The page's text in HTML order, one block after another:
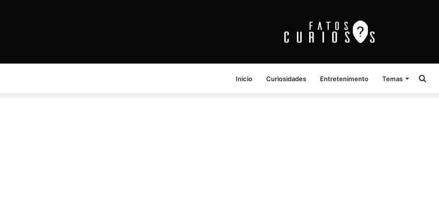
Início Curiosidades Entretenimento Temas